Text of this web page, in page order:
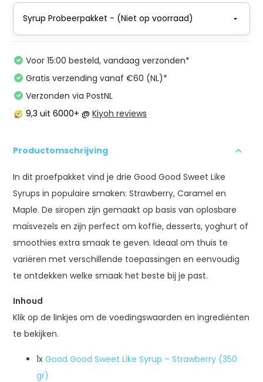
Voor 15:00 besteld, vandaag verzonden*
Gratis verzending vanaf €60 (NL)*
Verzonden via PostNL
9,3 uit 6000+ @Kiyoh reviews
Productomschrijving
In dit proefpakket vind je drie Good Good Sweet Like
Syrups in populaire smaken: Strawberry, Caramel en
Maple. De siropen zijn gemaakt op basis van oplosbare
maïsvezels en zijn perfect om koffie, desserts, yoghurt of
smoothies extra smaak te geven. Ideaal om thuis te
variëren met verschillende toepassingen en eenvoudig
te ontdekken welke smaak het beste bij je past.
Inhoud
Klik op de linkjes om de voedingswaarden en ingrediënten
te bekijken.
1xGood Good Sweet Like Syrup – Strawberry (350
gr)